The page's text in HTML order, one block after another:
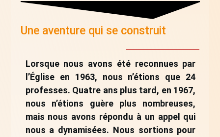
Une aventure qui se construit
Lorsque nous avons été reconnues par
l’Église en 1963, nous n’étions que 24
professes. Quatre ans plus tard, en 1967,
nous n’étions guère plus nombreuses,
mais nous avons répondu à un appel qui
nous a dynamisées. Nous sortions pour